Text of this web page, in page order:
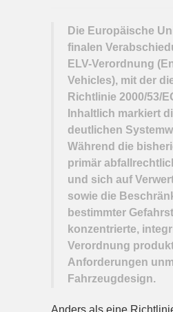
Die Europäische
finalen
ELV-Verordnung
Vehicles), mit der
Richtlinie 2000/53/
Inhaltlich markiert
deutlichen
Während die
primär
und sich auf
sowie die
bestimmter
konzentrierte,
Verordnung
Anforderungen
Fahrzeugdesign.
Anders als eine